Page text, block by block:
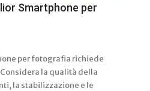
Smartphone per
per fotografia richiede
la qualità della
la stabilizzazione e le